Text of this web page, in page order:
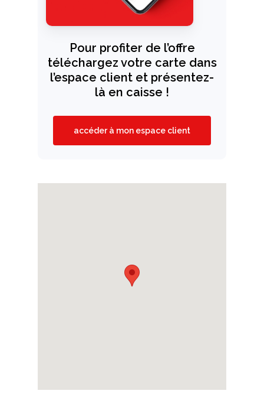
Pour profiter de l’offre
téléchargez votre carte dans
l’espace client et présentez-
là en caisse !
accéder à mon espace client